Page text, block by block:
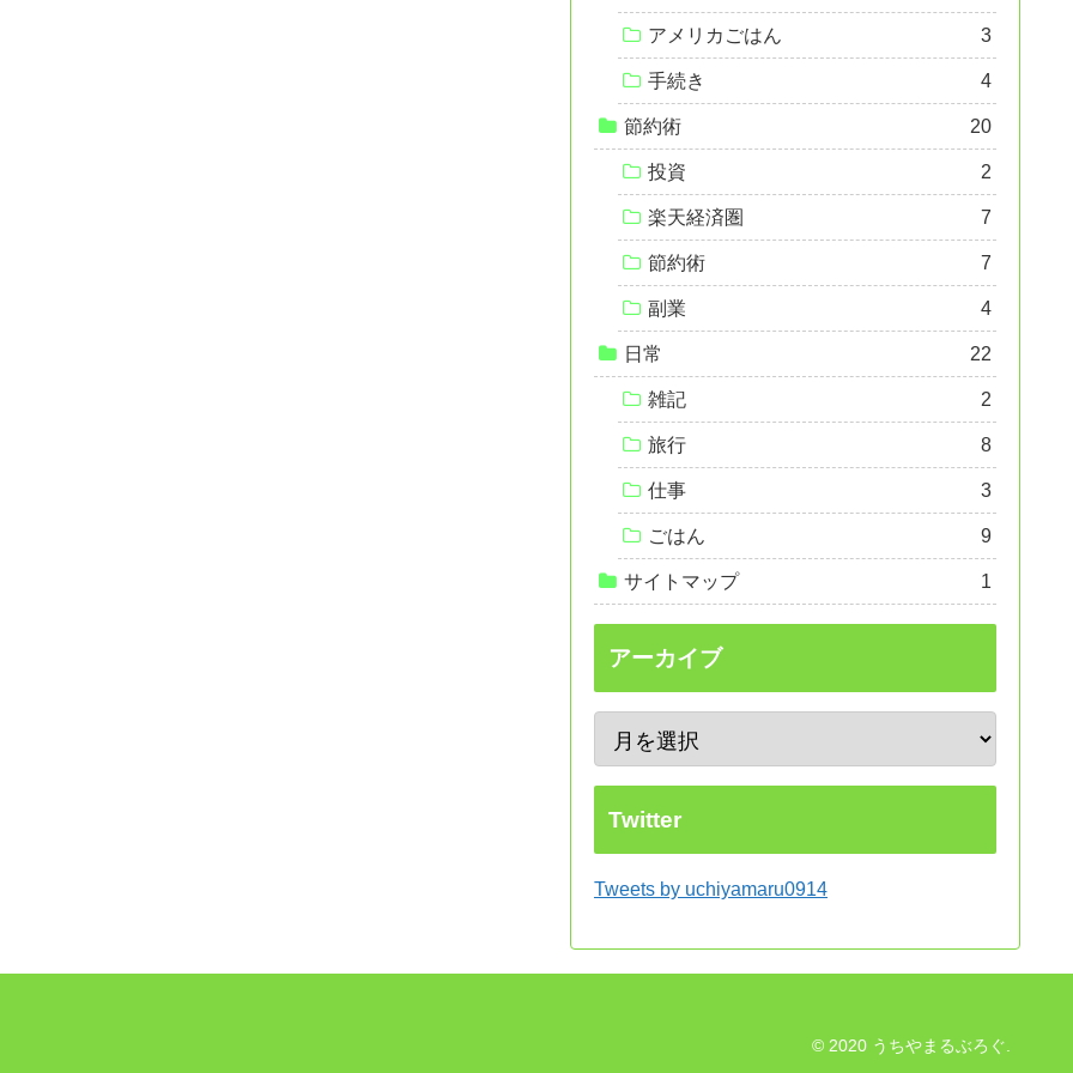
アメリカごはん 3
手続き 4
節約術 20
投資 2
楽天経済圏 7
節約術 7
副業 4
日常 22
雑記 2
旅行 8
仕事 3
ごはん 9
サイトマップ 1
アーカイブ
Twitter
Tweets by uchiyamaru0914
© 2020 うちやまるぶろぐ.